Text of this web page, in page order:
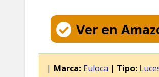
Ver en
| Marca: Euloca | Tipo: